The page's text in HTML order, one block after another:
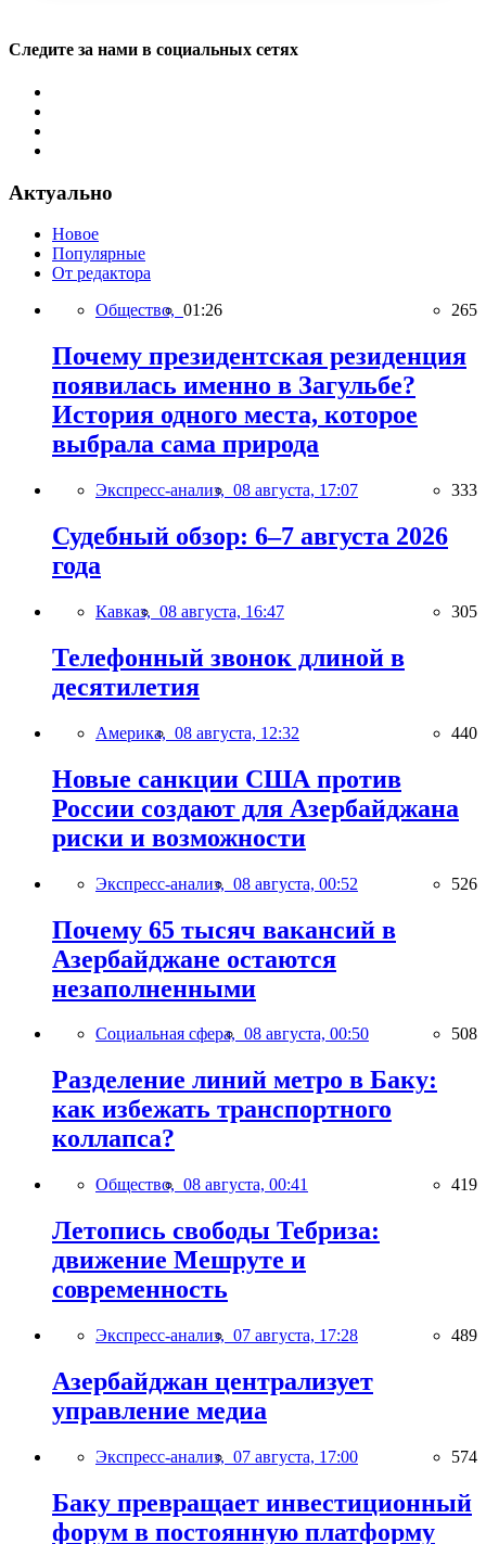
Следите за нами в социальных сетях
Актуально
Новое
Популярные
От редактора
Общество, 01:26 265
Почему президентская резиденция
появилась именно в Загульбе?
История одного места, которое
выбрала сама природа
Экспресс-анализ, 08 августа, 17:07 333
Судебный обзор: 6–7 августа 2026
года
Кавказ, 08 августа, 16:47 305
Телефонный звонок длиной в
десятилетия
Америка, 08 августа, 12:32 440
Новые санкции США против
России создают для Азербайджана
риски и возможности
Экспресс-анализ, 08 августа, 00:52 526
Почему 65 тысяч вакансий в
Азербайджане остаются
незаполненными
Социальная сфера, 08 августа, 00:50 508
Разделение линий метро в Баку:
как избежать транспортного
коллапса?
Общество, 08 августа, 00:41 419
Летопись свободы Тебриза:
движение Мешруте и
современность
Экспресс-анализ, 07 августа, 17:28 489
Азербайджан централизует
управление медиа
Экспресс-анализ, 07 августа, 17:00 574
Баку превращает инвестиционный
форум в постоянную платформу